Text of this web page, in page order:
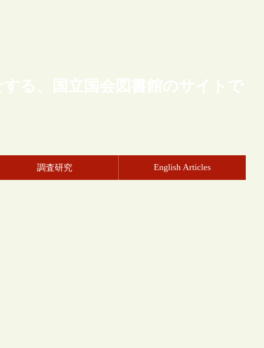
る、国立国会図書館のサイトで
調査研究 English Articles